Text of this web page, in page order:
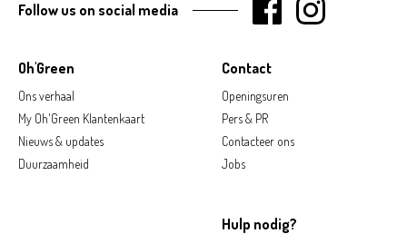
Oh'Green
Ons verhaal
My Oh'Green Klantenkaart
Nieuws & updates
Duurzaamheid
Contact
Openingsuren
Pers & PR
Contacteer ons
Jobs
Hulp nodig?
Follow us on social media